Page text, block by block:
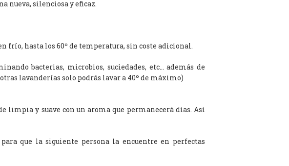
nueva, silenciosa y eficaz.
frío, hasta los 60º de temperatura, sin coste adicional.
bacterias, microbios, suciedades, etc… además de
lavanderías solo podrás lavar a 40º de máximo)
limpia y suave con un aroma que permanecerá días. Así
que la siguiente persona la encuentre en perfectas